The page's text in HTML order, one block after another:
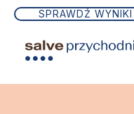
SPRAWDŹ WYNIKI